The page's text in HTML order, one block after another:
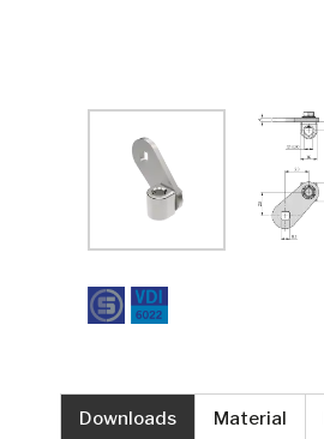
Downloads Material